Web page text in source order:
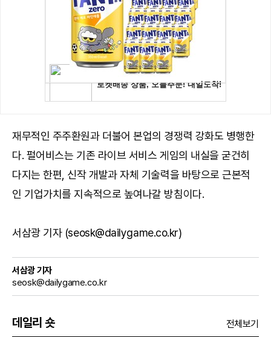
재무적인 주주환원과 더불어 본업의 경쟁력 강화도 병행한
다. 펄어비스는 기존 라이브 서비스 게임의 내실을 굳건히
다지는 한편, 신작 개발과 자체 기술력을 바탕으로 근본적
인 기업가치를 지속적으로 높여나갈 방침이다.
서삼광 기자 (seosk@dailygame.co.kr)
서삼광 기자
seosk@dailygame.co.kr
데일리 숏 전체보기